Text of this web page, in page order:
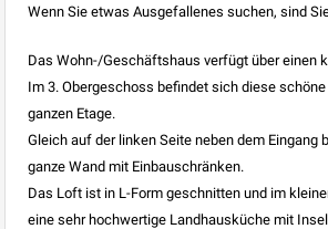
Wenn Sie etwas Ausgefallenes suchen, sind
Das Wohn-/Geschäftshaus verfügt über einen
Im 3. Obergeschoss befindet sich diese
ganzen Etage.
Gleich auf der linken Seite neben dem Eingang
ganze Wand mit Einbauschränken.
Das Loft ist in L-Form geschnitten und im
eine sehr hochwertige Landhausküche mit